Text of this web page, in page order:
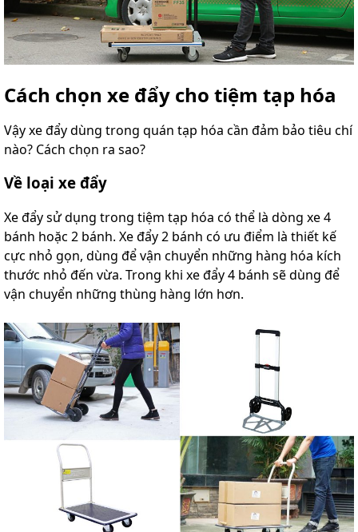
Cách chọn xe đẩy cho tiệm tạp hóa
Vậy xe đẩy dùng trong quán tạp hóa cần đảm bảo tiêu chí
nào? Cách chọn ra sao?
Về loại xe đẩy
Xe đẩy sử dụng trong tiệm tạp hóa có thể là dòng xe 4
bánh hoặc 2 bánh. Xe đẩy 2 bánh có ưu điểm là thiết kế
cực nhỏ gọn, dùng để vận chuyển những hàng hóa kích
thước nhỏ đến vừa. Trong khi xe đẩy 4 bánh sẽ dùng để
vận chuyển những thùng hàng lớn hơn.